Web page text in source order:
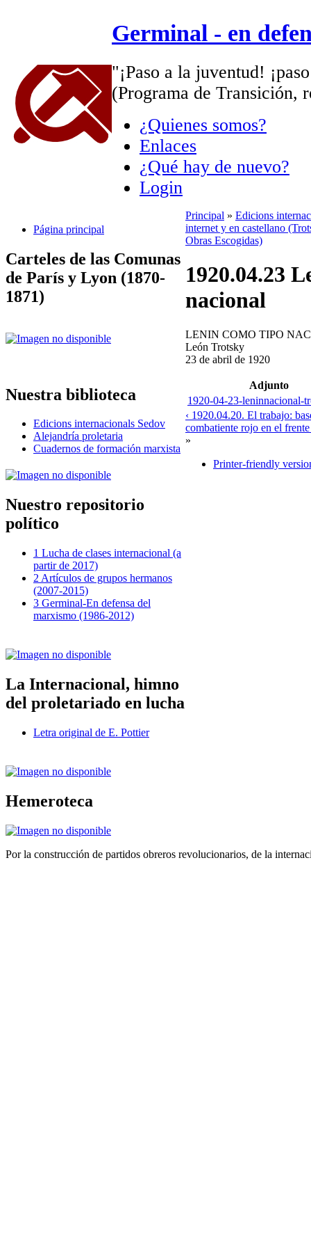
Germinal - en
"¡Paso a la juventud!
(Programa de Transición,
¿Quienes somos?
Enlaces
¿Qué hay de nuevo?
Login
Página principal
Carteles de las Comunas
de París y Lyon (1870-
1871)
Nuestra biblioteca
Edicions internacionals Sedov
Alejandría proletaria
Cuadernos de formación marxista
Nuestro repositorio
político
1 Lucha de clases internacional (a
partir de 2017)
2 Artículos de grupos hermanos
(2007-2015)
3 Germinal-En defensa del
marxismo (1986-2012)
La Internacional, himno
del proletariado en lucha
Letra original de E. Pottier
Hemeroteca
Principal » Edicions
internet y en castellano
Obras Escogidas)
1920.04.23
nacional
LENIN COMO TIPO
León Trotsky
23 de abril de 1920
Adjunto
1920-04-23-leninnacional-
‹ 1920.04.20. El trabajo:
combatiente rojo en el
»
Printer-friendly
Por la construcción de partidos obreros revolucionarios, de la